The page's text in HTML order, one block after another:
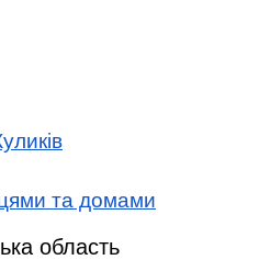
та домами
область